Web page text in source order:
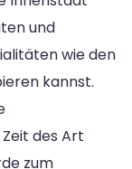
und
wie den
kannst.
des Art
zum